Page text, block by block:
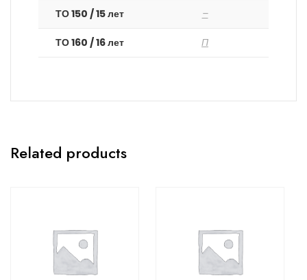
ТО 150 / 15 лет –
ТО 160 / 16 лет П
Related products